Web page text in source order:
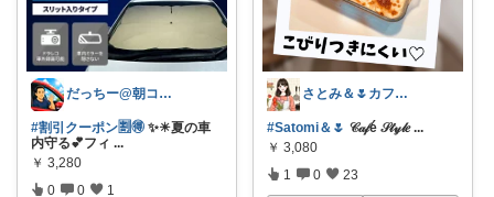
だっちー@朝コレ5時🚗カー用品探求家
#割引クーポン🈹🉐 ✨☀夏の車
内守る💕フィ ...
￥ 3,280
0 0 1
さとみ＆🌷カフェと素敵なもの☕️🌿
#Satomi＆🌷 𝒞𝒶𝒻é 𝒮𝓉𝓎𝓁𝑒...
￥ 3,080
1 0 23